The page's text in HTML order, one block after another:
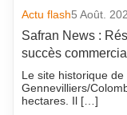
Actu flash5 Août.
Safran News :
succès
Le site historique
Gennevilliers/
hectares. Il […]